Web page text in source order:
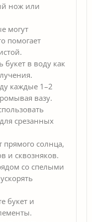
нож или
могут
помогает
букет в воду как
каждые 1–2
вазу.
срезанных
прямого солнца,
и сквозняков.
со спелыми
букет и